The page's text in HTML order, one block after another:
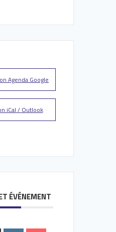
Agenda Google
iCal / Outlook
ÉVÉNEMENT